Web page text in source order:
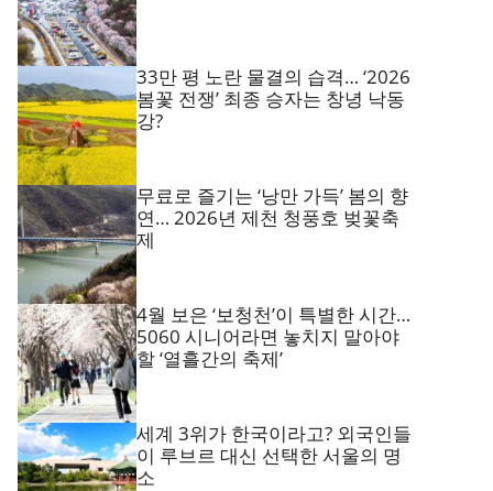
33만 평 노란 물결의 습격… ‘2026
봄꽃 전쟁’ 최종 승자는 창녕 낙동
강?
무료로 즐기는 ‘낭만 가득’ 봄의 향
연… 2026년 제천 청풍호 벚꽃축
제
4월 보은 ‘보청천’이 특별한 시간…
5060 시니어라면 놓치지 말아야
할 ‘열흘간의 축제’
세계 3위가 한국이라고? 외국인들
이 루브르 대신 선택한 서울의 명
소